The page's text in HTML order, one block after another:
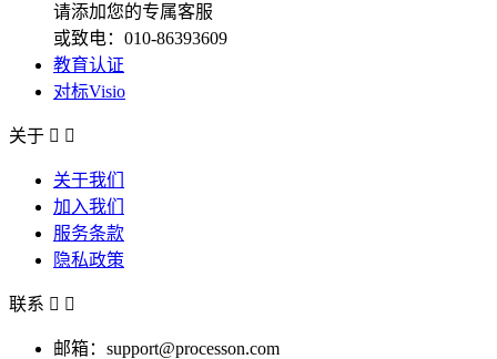
请添加您的专属客服
或致电：010-86393609
教育认证
对标Visio
关于  
关于我们
加入我们
服务条款
隐私政策
联系  
邮箱：support@processon.com